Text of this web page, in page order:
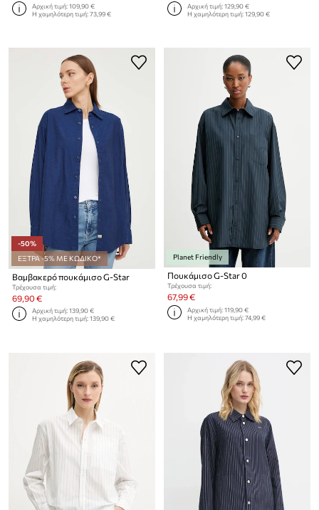
Αρχική τιμή:109,90 €
Η χαμηλότερη τιμή:73,99 €
Αρχική τιμή:129,90 €
Η χαμηλότερη τιμή:129,90 €
-50%
ΕΞΤΡΑ -5% ΜΕ ΚΩΔΙΚΟ*
Βαμβακερό πουκάμισο G-Star
Τρέχουσα τιμή:
69,90 €
Αρχική τιμή:139,90 €
Η χαμηλότερη τιμή:139,90 €
Planet Friendly
Πουκάμισο G-Star 0
Τρέχουσα τιμή:
67,99 €
Αρχική τιμή:119,90 €
Η χαμηλότερη τιμή:74,99 €